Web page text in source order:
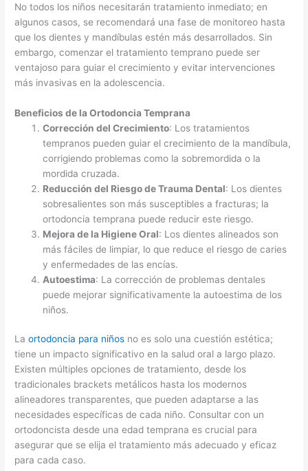
No todos los niños necesitarán tratamiento inmediato; en
algunos casos, se recomendará una fase de monitoreo hasta
que los dientes y mandíbulas estén más desarrollados. Sin
embargo, comenzar el tratamiento temprano puede ser
ventajoso para guiar el crecimiento y evitar intervenciones
más invasivas en la adolescencia.
Beneficios de la Ortodoncia Temprana
Corrección del Crecimiento: Los tratamientos
tempranos pueden guiar el crecimiento de la mandíbula,
corrigiendo problemas como la sobremordida o la
mordida cruzada.
Reducción del Riesgo de Trauma Dental: Los dientes
sobresalientes son más susceptibles a fracturas; la
ortodoncia temprana puede reducir este riesgo.
Mejora de la Higiene Oral: Los dientes alineados son
más fáciles de limpiar, lo que reduce el riesgo de caries
y enfermedades de las encías.
Autoestima: La corrección de problemas dentales
puede mejorar significativamente la autoestima de los
niños.
Laortodoncia para niños no es solo una cuestión estética;
tiene un impacto significativo en la salud oral a largo plazo.
Existen múltiples opciones de tratamiento, desde los
tradicionales brackets metálicos hasta los modernos
alineadores transparentes, que pueden adaptarse a las
necesidades específicas de cada niño. Consultar con un
ortodoncista desde una edad temprana es crucial para
asegurar que se elija el tratamiento más adecuado y eficaz
para cada caso.